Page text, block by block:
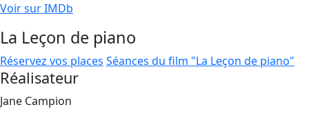
Voir sur IMDb
La Leçon de piano
Réservez vos places Séances du film "La Leçon de piano"
Réalisateur
Jane Campion